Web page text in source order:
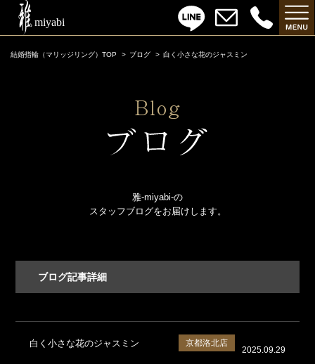
結婚指輪（マリッジリング）TOP ブログ 白く小さな花のジャスミン
雅-miyabi-の
スタッフブログをお届けします。
ブログ記事詳細
白く小さな花のジャスミン
2025.09.29
京都洛北店